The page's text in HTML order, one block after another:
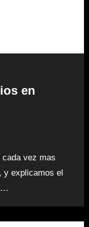
en
cada vez mas
y explicamos el